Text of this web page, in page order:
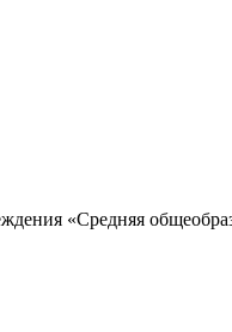
«Средняя